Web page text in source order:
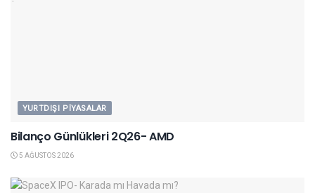
YURTDIŞI PIYASALAR
Bilanço Günlükleri 2Q26- AMD
5 AĞUSTOS 2026